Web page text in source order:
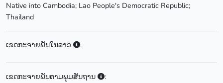
Native into Cambodia; Lao People's Democratic Republic;
Thailand
ເຂດກະຈາຍພັນໃນລາວ :
ເຂດກະຈາຍພັນຕາມພູມສັນຖານ
: